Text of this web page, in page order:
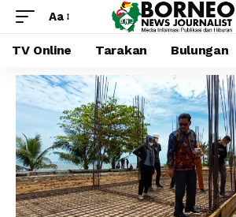
Aa
TV Online Tarakan Bulungan